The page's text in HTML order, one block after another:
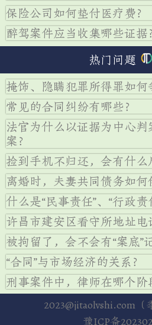
保险公司如何垫付医疗费？
醉驾案件应当收集哪些证据
热门问题
掩饰、隐瞒犯罪所得罪如何
常见的合同纠纷有哪些？
法官为什么以证据为中心
案？
捡到手机不归还，会有什么
离婚时，夫妻共同债务如何
什么是“民事责任”、“行政责
许昌市建安区看守所地址电
被拘留了，会不会有“案底”
“合同”与市场经济的关系？
刑事案件中，律师在哪个阶
2023@jitaolvshi.com（
豫ICP备